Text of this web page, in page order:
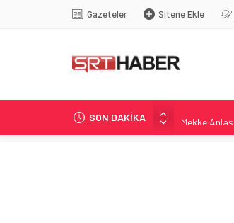
Gazeteler Sitene Ekle
SON DAKİKA
Mekke
Kuzey Çevre